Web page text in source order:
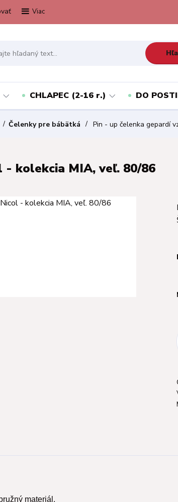
Viac
CHLAPEC (2-16 r.) DO
Čelenky pre bábätká Pin - up čelenka gepardí
kolekcia MIA, veľ. 80/86
materiál.